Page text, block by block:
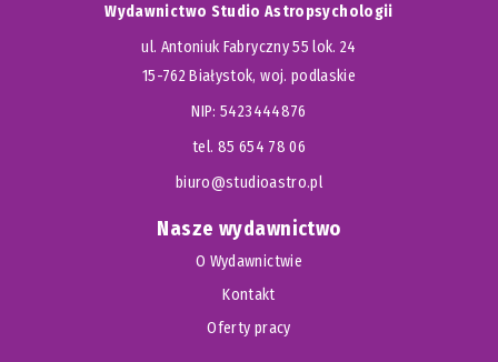
Wydawnictwo Studio Astropsychologii
ul. Antoniuk Fabryczny 55 lok. 24
15-762 Białystok, woj. podlaskie
NIP: 5423444876
tel. 85 654 78 06
biuro@studioastro.pl
Nasze wydawnictwo
O Wydawnictwie
Kontakt
Oferty pracy